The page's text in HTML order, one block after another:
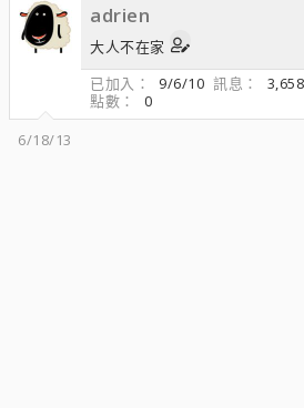
起
人
期
adrien
大人不在家
已加入
9/6/10 訊息 3,658
點數
0
6/18/13